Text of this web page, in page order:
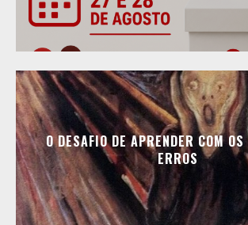
O DESAFIO DE APRENDER COM
ERROS